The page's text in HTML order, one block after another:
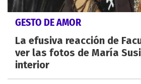
GESTO DE AMOR
La efusiva reacción de
ver las fotos de María
interior